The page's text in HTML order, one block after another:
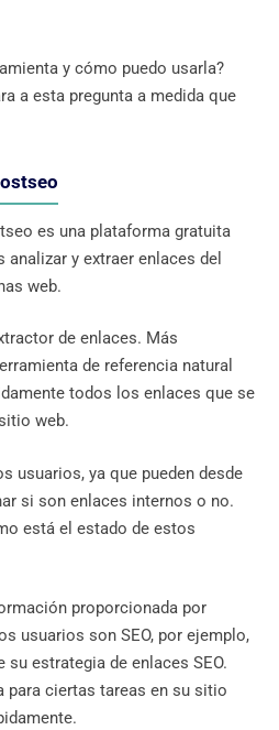
y cómo puedo usarla?
a esta pregunta a medida que
es una plataforma gratuita
y extraer enlaces del
web.
de enlaces. Más
de referencia natural
todos los enlaces que se
web.
usuarios, ya que pueden desde
si son enlaces internos o no.
está el estado de estos
proporcionada por
usuarios son SEO, por ejemplo,
estrategia de enlaces SEO.
para ciertas tareas en su sitio